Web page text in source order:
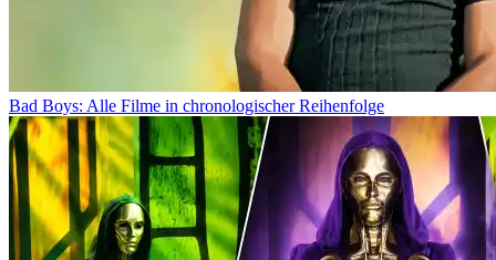
Bad Boys: Alle Filme in chronologischer Reihenfolge